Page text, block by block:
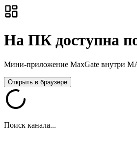
На ПК доступна
Мини-приложение MaxGate внутри
Открыть в браузере
Поиск канала...